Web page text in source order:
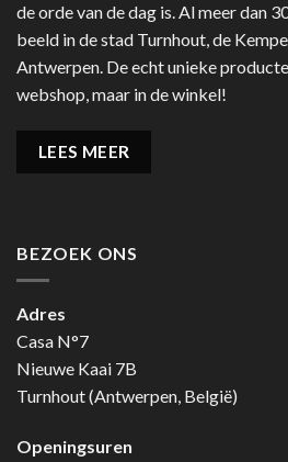
de orde van de dag is. Al meer dan
beeld in de stad Turnhout, de
Antwerpen. De echt unieke
webshop, maar in de winkel!
LEES MEER
BEZOEK ONS
Adres
Casa N°7
Nieuwe Kaai 7B
Turnhout (Antwerpen, België)
Openingsuren